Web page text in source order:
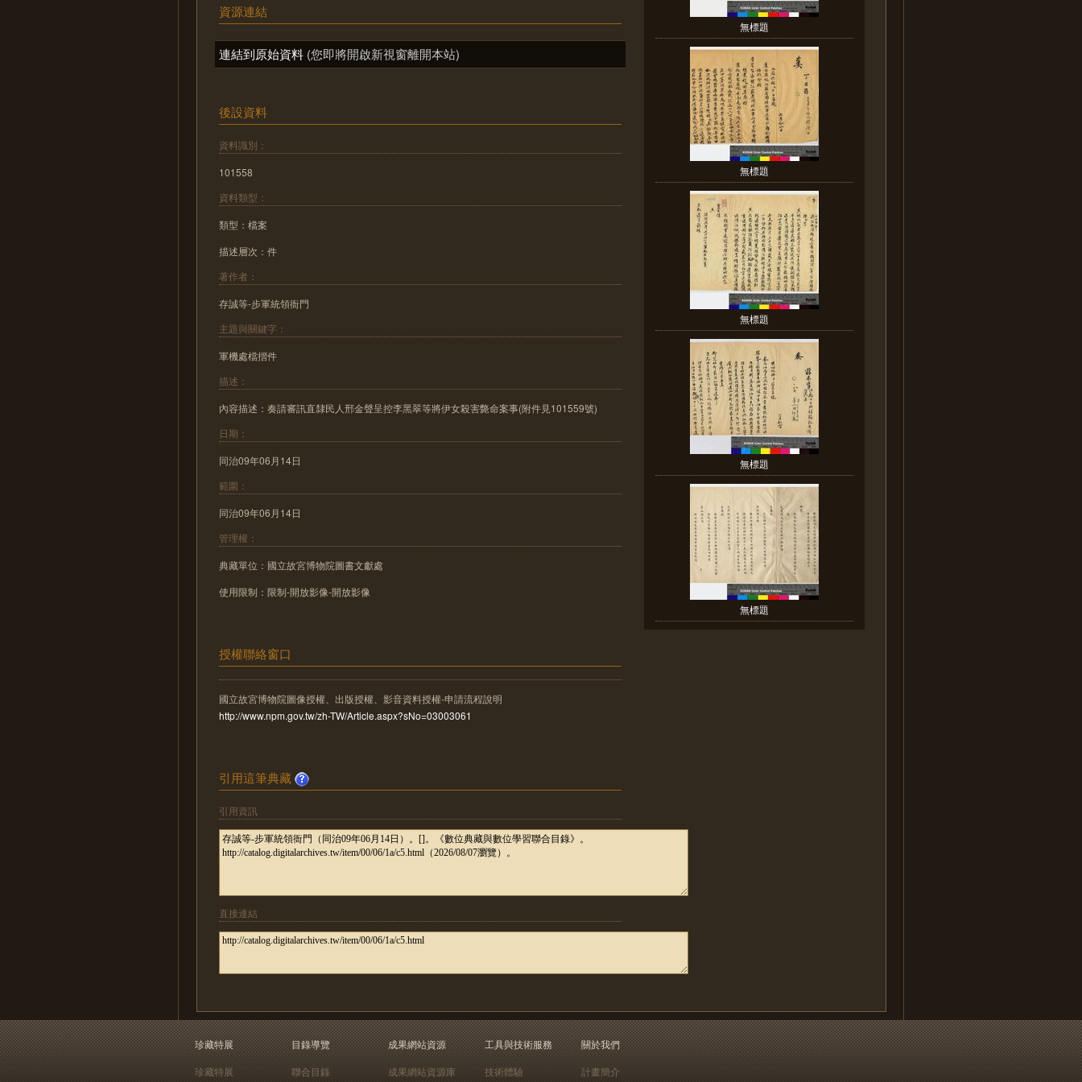
資源連結
連結到原始資料 (您即將開啟新視窗離開本站)
後設資料
資料識別：
101558
資料類型：
類型：檔案
描述層次：件
著作者：
存誠等-步軍統領衙門
主題與關鍵字：
軍機處檔摺件
描述：
內容描述：奏請審訊直隸民人邢金聲呈控李黑翠等將伊女殺害斃命案事(附件見101559號)
日期：
同治09年06月14日
範圍：
同治09年06月14日
管理權：
典藏單位：國立故宮博物院圖書文獻處
使用限制：限制-開放影像-開放影像
授權聯絡窗口
國立故宮博物院圖像授權、出版授權、影音資料授權-申請流程說明
http://www.npm.gov.tw/zh-TW/Article.aspx?sNo=03003061
引用這筆典藏
引用資訊
直接連結
無標題
無標題
無標題
無標題
無標題
珍藏特展
珍藏特展
目錄導覽
聯合目錄
成果網站資源
成果網站資源庫
工具與技術服務
技術體驗
關於我們
計畫簡介